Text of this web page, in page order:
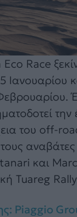
Eco Race
Ιανουαρίου
την
του off-
και
Tuareg
Piaggio